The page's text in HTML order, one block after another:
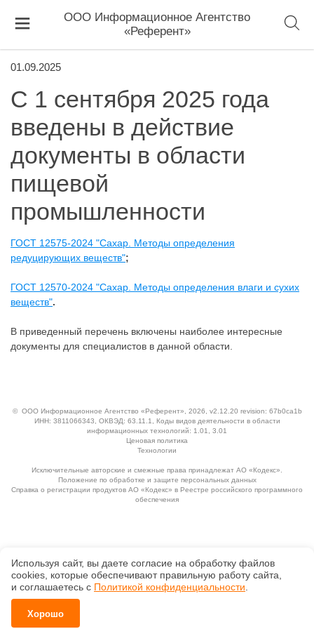
ООО Информационное Агентство
«Референт»
01.09.2025
С 1 сентября 2025 года
введены в действие
документы в области
пищевой
промышленности
ГОСТ 12575-2024 "Сахар. Методы определения
редуцирующих веществ";
ГОСТ 12570-2024 "Сахар. Методы определения влаги и сухих
веществ".
В приведенный перечень включены наиболее интересные
документы для специалистов в данной области.
© ООО Информационное Агентство «Референт» , 2026, v2.12.20 revision: 67b0ca1b
ИНН: 3811066343, ОКВЭД: 63.11.1, Коды видов деятельности в области
информационных технологий: 1.01, 3.01
Ценовая политика
Технологии
Исключительные авторские и смежные права принадлежат АО «Кодекс».
Положение по обработке и защите персональных данных
Справка о регистрации продуктов АО «Кодекс» в Реестре российского программного
обеспечения
Используя сайт, вы даете согласие на обработку файлов
сооkiеs, которые обеспечивают правильную работу сайта,
и соглашаетесь с Политикой конфиденциальности.
Хорошо